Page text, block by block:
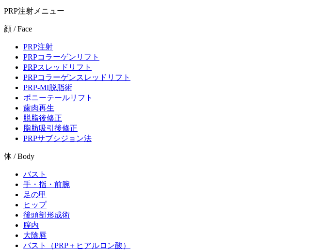
PRP注射メニュー
顔 / Face
PRP注射
PRPコラーゲンリフト
PRPスレッドリフト
PRPコラーゲンスレッドリフト
PRP-MI脱脂術
ポニーテールリフト
歯肉再生
脱脂後修正
脂肪吸引後修正
PRPサブシジョン法
体 / Body
バスト
手・指・前腕
足の甲
ヒップ
後頭部形成術
膣内
大陰唇
バスト（PRP＋ヒアルロン酸）